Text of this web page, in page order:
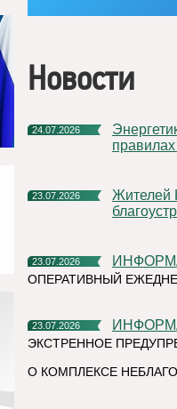
Новости
24.07.2026
Энергетики «Россети Северо-Запад» напоминают о строгих
23.07.2026
Жителей Коми приглашают стать блогерами
23.07.2026
ОПЕРАТИВНЫЙ
23.07.2026
ЭКСТРЕННОЕ
О КОМПЛЕКСЕ